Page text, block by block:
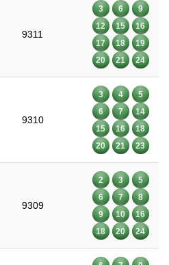
9311
3 6
9
12
15
16
17
18
19
20
21 24
9310
3 4
5
6
7
14
15
16
18
20
21 23
9309
2 3
5
6
7
8
9
10
16
18
20 24